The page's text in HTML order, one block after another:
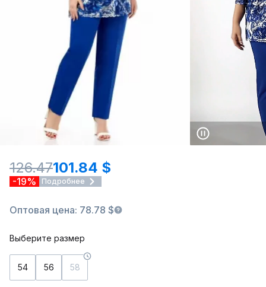
126.47101.84 $
-19% Подробнее
Оптовая цена: 78.78 $
Выберите размер
54 56 58